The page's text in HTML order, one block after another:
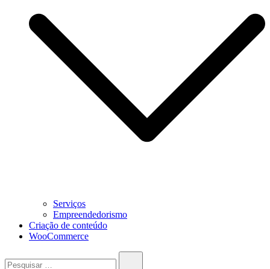
Serviços
Empreendedorismo
Criação de conteúdo
WooCommerce